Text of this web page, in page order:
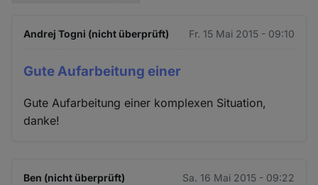
Andrej Togni (nicht überprüft) Fr. 15 Mai 2015 - 09:10
Gute Aufarbeitung einer
Gute Aufarbeitung einer komplexen Situation,
danke!
Ben (nicht überprüft) Sa. 16 Mai 2015 - 09:22